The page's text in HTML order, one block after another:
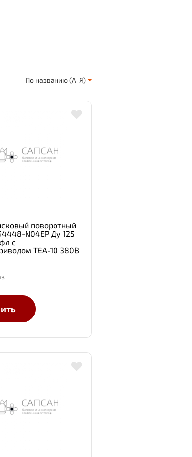
По названию (А-Я)
поворотный
N04EP Ду 125
с
TEA-10 380В